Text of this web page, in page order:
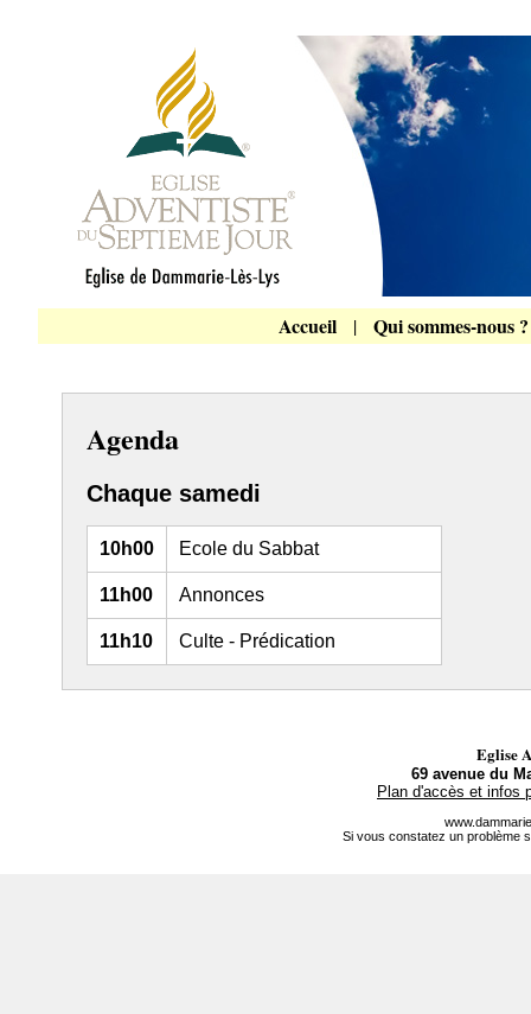
Accueil | Qui sommes-nous ?
Agenda
Chaque samedi
10h00 Ecole du Sabbat
11h00 Annonces
11h10 Culte - Prédication
Eglise
69 avenue du
Plan d'accès et infos
Si vous constatez un problème